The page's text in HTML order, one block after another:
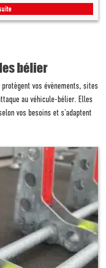
bélier
vos évènements, sites
au véhicule-bélier. Elles
vos besoins et s’adaptent